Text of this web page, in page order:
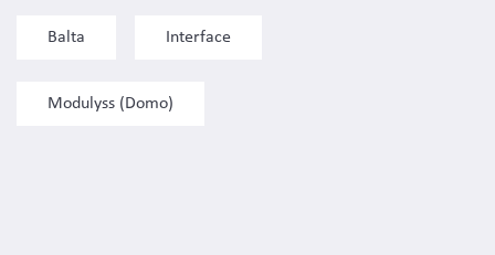
Balta Interface
Modulyss (Domo)